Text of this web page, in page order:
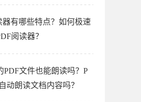
器有哪些特点？如何极速
阅读器？
PDF文件也能朗读吗？P
动朗读文档内容吗？